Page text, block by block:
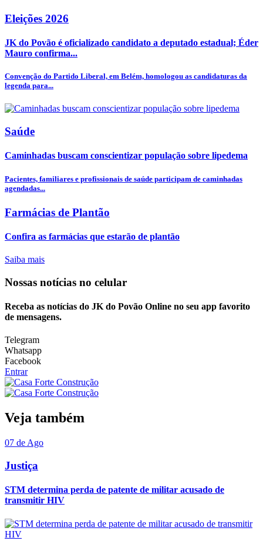
Eleições 2026
JK do Povão é oficializado candidato a deputado estadual; Éder
Mauro confirma...
Convenção do Partido Liberal, em Belém, homologou as candidaturas da
legenda para...
Saúde
Caminhadas buscam conscientizar população sobre lipedema
Pacientes, familiares e profissionais de saúde participam de caminhadas
agendadas...
Farmácias de Plantão
Confira as farmácias que estarão de plantão
Saiba mais
Nossas notícias no celular
Receba as notícias do JK do Povão Online no seu app favorito
de mensagens.
Telegram
Whatsapp
Facebook
Entrar
Veja também
07 de Ago
Justiça
STM determina perda de patente de militar acusado de
transmitir HIV